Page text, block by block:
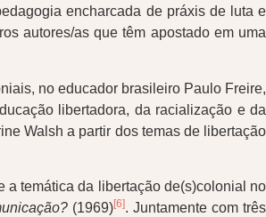
encharcada de práxis de luta e
autores/as que têm apostado em uma
no educador brasileiro Paulo Freire,
libertadora, da racialização e da
Walsh a partir dos temas de libertação
a temática da libertação de(s)colonial no
(1969)[6]. Juntamente com três